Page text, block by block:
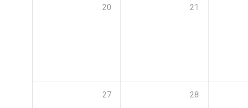
20 21
27 28